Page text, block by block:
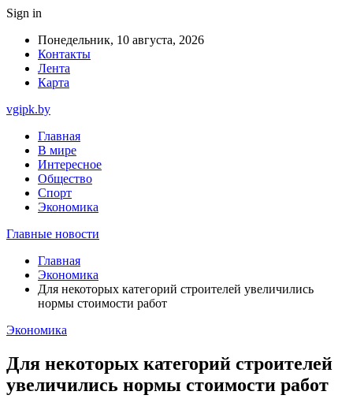
Sign in
Понедельник, 10 августа, 2026
Контакты
Лента
Карта
vgipk.by
Главная
В мире
Интересное
Общество
Спорт
Экономика
Главные новости
Главная
Экономика
Для некоторых категорий строителей увеличились
нормы стоимости работ
Экономика
Для некоторых категорий строителей
увеличились нормы стоимости работ